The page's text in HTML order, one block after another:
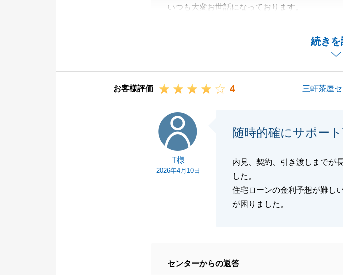
続き
いつも大変お世話になっております。
いただいた「末永いお付き合いを」というお言
今後とも変わらぬご愛顧を賜りますよう、何卒
閉じる
お客様評価 4 三軒茶屋
T様
2026年4月10日
随時的確にサポー
内見、契約、引き渡しまでが
した。
住宅ローンの金利予想が難し
が困りました。
センターからの返答